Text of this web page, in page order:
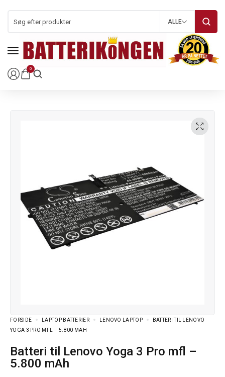
0
ALLE
FORSIDE LAPTOP BATTERIER LENOVO LAPTOP
BATTERI TIL LENOVO
YOGA 3 PRO MFL – 5.800 MAH
Batteri til Lenovo Yoga 3 Pro mfl –
5.800 mAh